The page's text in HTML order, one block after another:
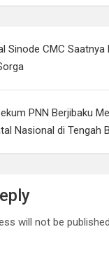
tt ail py
n
C
Sinode CMC Saatnya
PNN Berjibaku
Nasional di Tengah
will not be